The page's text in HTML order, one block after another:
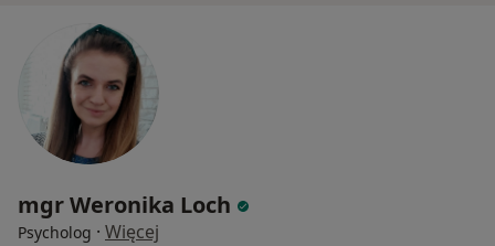
mgr Weronika Loch
Psycholog · Więcej